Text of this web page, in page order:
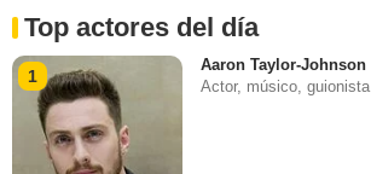
Top actores del día
1
Aaron Taylor-Johnson
Actor, músico, guionista